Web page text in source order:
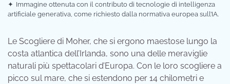
✦ Immagine ottenuta con il contributo di tecnologie di intelligenza
artificiale generativa, come richiesto dalla normativa europea sull’IA.
Le Scogliere di Moher, che si ergono maestose lungo la
costa atlantica dell’Irlanda, sono una delle meraviglie
naturali più spettacolari d’Europa. Con le loro scogliere a
picco sul mare, che si estendono per 14 chilometri e